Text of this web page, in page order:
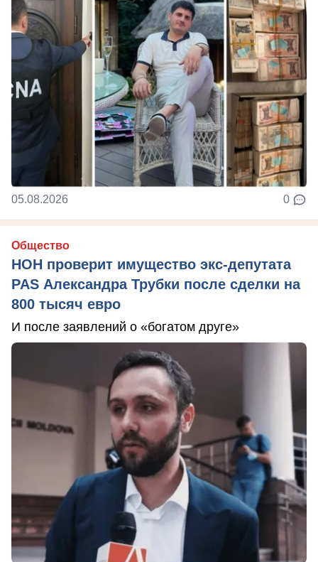
05.08.2026 0
Общество
НОН проверит имущество экс-депутата
PAS Александра Трубки после сделки на
800 тысяч евро
И после заявлений о «богатом друге»